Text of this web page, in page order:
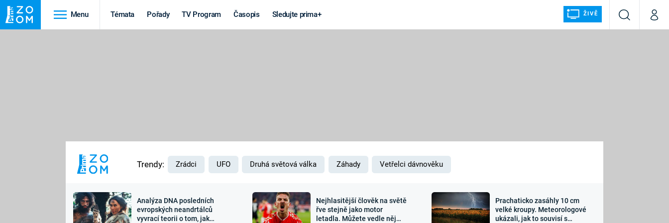
Menu Témata Pořady TV Program Časopis Sledujte prima+ ŽIVĚ
VyhledáváníMůj
MARS
Výročí
Záhady a
Zajímavosti Sledujte nás
Trendy: Zrádci UFO Druhá světová válka Záhady Vetřelci dávnověku
Analýza DNA posledních
evropských neandrtálců
vyvrací teorii o tom, jak
Nejhlasitější člověk na světě
řve stejně jako motor
letadla. Můžete vedle něj
Prachaticko zasáhly 10 cm
velké kroupy. Meteorologové
ukázali, jak to souvisí s